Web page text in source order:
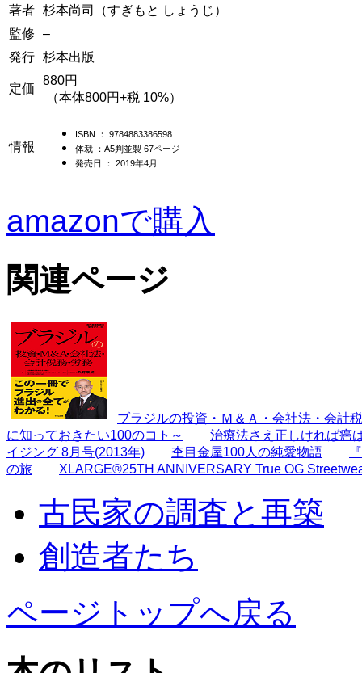
著者 杉本尚司（すぎもと しょうじ）
監修
–
発行 杉本出版
定価
880円
（本体800円+税 10%）
情報
ISBN ： 9784883386598
体裁 ：A5判並製 67ページ
発売日 ： 2019年4月
amazonで購入
関連ページ
ブラジルの投資・Ｍ＆Ａ・会社法・会計
に知っておきたい100のコト～
治療法さえ正しければ癌
イジング 8月号(2013年)
杢目金屋100人の純愛物語
の旅
XLARGE®25TH ANNIVERSARY True OG
古民家の調査と再築
創造者たち
ページトップへ戻る